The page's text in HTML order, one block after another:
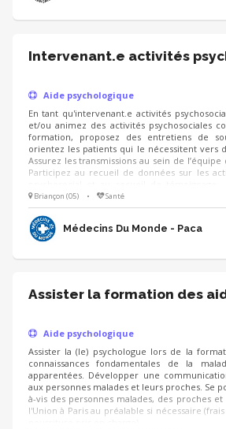
Intervenant.e activités
Aide psychologique
En tant qu'intervenant.e activités
et/ou animez des activités psychosociales
formation, proposez des entretiens de
orientez les patients qui le nécessitent vers
Assurez les transmissions au sein de
Participez au recueil de données sur les
activités et l’amélioration des pratiques
Briançon (05) • Santé
Médecins Du Monde - Paca
Assister la formation des
Aide psychologique
Assister la (le) psychologue lors de la
connaissances fondamentales de la
apparentées. Développer une
aux personnes malades et leurs proches. Se
à-vis des personnes malades, des proches
l'Union à Paris au préalable si nécessaire